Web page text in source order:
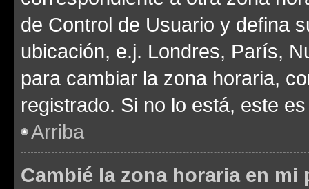
de Control de Usuario y defina
ubicación, e.j. Londres, París,
para cambiar la zona horaria,
registrado. Si no lo está, este
Arriba
Cambié la zona horaria en